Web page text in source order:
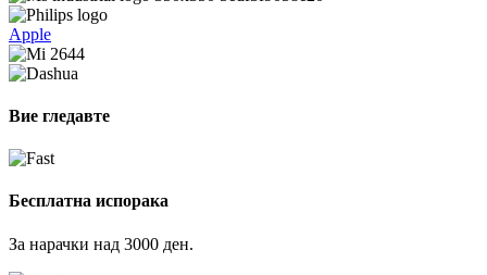
Apple
Вие гледавте
Бесплатна испорака
За нарачки над 3000 ден.